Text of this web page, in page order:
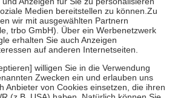
Krankenpflege beträgt die
der Kosten sowie zehn Euro je
Versicherten für ihre eigene Gesundheit zu
Stellung der Familie zu unterstützen,
an bei:
bis zum vollendeten 18. Lebensjahr